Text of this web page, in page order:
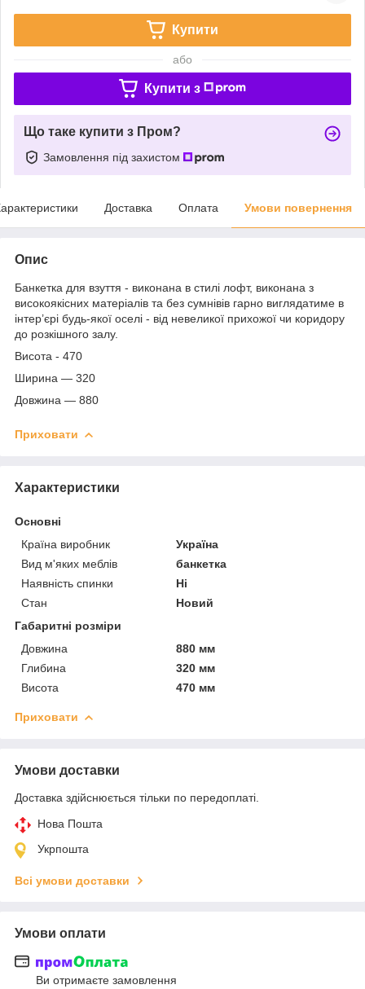
Купити
або
Купити з
Що таке купити з Пром?
Замовлення під захистом
Доставка Оплата Умови повернення
Опис
Банкетка для взуття - виконана в стилі лофт, виконана з
високоякісних матеріалів та без сумнівів гарно виглядатиме в
інтер’єрі будь-якої оселі - від невеликої прихожої чи коридору
до розкішного залу.
Висота - 470
Ширина — 320
Довжина — 880
Приховати
Характеристики
Основні
Країна виробник
Україна
Вид м'яких меблів
банкетка
Наявність спинки
Ні
Стан
Новий
Габаритні розміри
Довжина
880 мм
Глибина
320 мм
Висота
470 мм
Приховати
Умови доставки
Доставка здійснюється тільки по передоплаті.
Нова Пошта
Укрпошта
Всі умови доставки
Умови оплати
Ви отримаєте замовлення